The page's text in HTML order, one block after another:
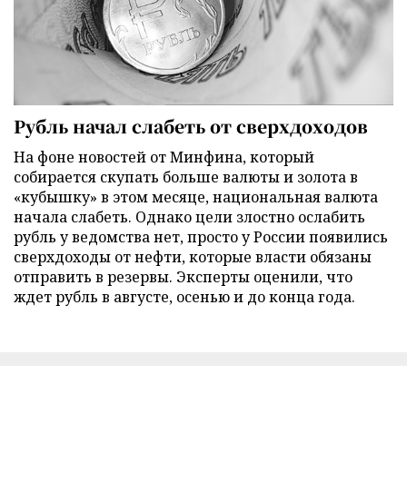
Рубль начал слабеть от сверхдоходов
На фоне новостей от Минфина, который
собирается скупать больше валюты и золота в
«кубышку» в этом месяце, национальная валюта
начала слабеть. Однако цели злостно ослабить
рубль у ведомства нет, просто у России появились
сверхдоходы от нефти, которые власти обязаны
отправить в резервы. Эксперты оценили, что
ждет рубль в августе, осенью и до конца года.